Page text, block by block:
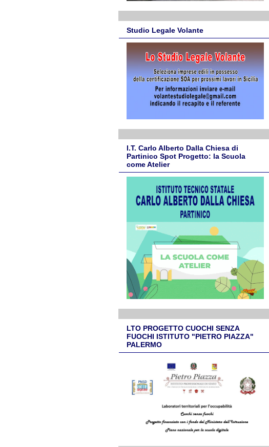
Studio Legale Volante
I.T. Carlo Alberto Dalla Chiesa di
Partinico Spot Progetto: la Scuola
come Atelier
LTO PROGETTO CUOCHI SENZA
FUOCHI ISTITUTO "PIETRO PIAZZA"
PALERMO